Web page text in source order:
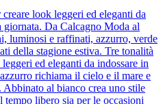
look leggeri ed eleganti da
Da Calcagno Moda al
luminosi e raffinati, azzurro, verde
della stagione estiva. Tre tonalità
ed eleganti da indossare in
richiama il cielo e il mare e
Abbinato al bianco crea uno stile
libero sia per le occasioni